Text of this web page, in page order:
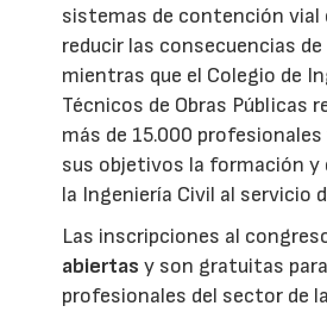
sistemas de contención vial
reducir las consecuencias
mientras que el Colegio de
Técnicos de Obras Públicas
más de 15.000
sus objetivos la formación y
la Ingeniería Civil al servicio
Las inscripciones al
abiertas y son gratuitas
profesionales del sector de